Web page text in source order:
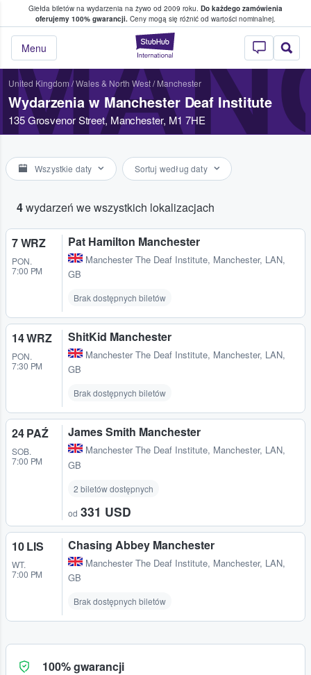
Giełda biletów na wydarzenia na żywo od 2009 roku. Do każdego zamówienia
oferujemy 100% gwarancji. Ceny mogą się różnić od wartości nominalnej.
StubHub —
Menu
w którym fani i kibice kupują i
United Kingdom/Wales & North West/ Manchester
Wydarzenia w Manchester Deaf Institute
135 Grosvenor Street, Manchester, M1 7HE
Wszystkie daty Sortuj według daty
4wydarzeń we wszystkich lokalizacjach
7 WRZ
PON.
7:00 PM
Pat Hamilton Manchester
Manchester The Deaf Institute, Manchester, LAN,
GB
Brak dostępnych biletów
14 WRZ
PON.
7:30 PM
ShitKid Manchester
Manchester The Deaf Institute, Manchester, LAN,
GB
Brak dostępnych biletów
24 PAŹ
SOB.
7:00 PM
James Smith Manchester
Manchester The Deaf Institute, Manchester, LAN,
GB
2 biletów dostępnych
od 331 USD
10 LIS
WT.
7:00 PM
Chasing Abbey Manchester
Manchester The Deaf Institute, Manchester, LAN,
GB
Brak dostępnych biletów
100% gwarancji